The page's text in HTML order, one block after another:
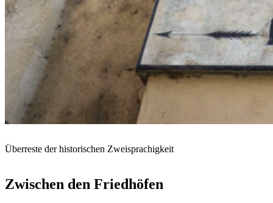
Überreste der historischen Zweisprachigkeit
Zwischen den Friedhöfen